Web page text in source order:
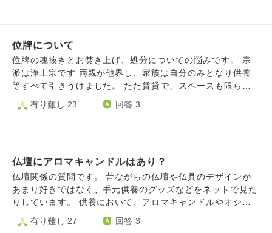
が、電車と車椅子を理由に、兄の家には持ち帰れないと言い
ました。 それは仕方ないと思ったのと、実家には誰もいな
いため、私のアパートに仮の祭壇とお骨を持ち帰ることにな
りました。 その後、永代供養のお寺に納骨しました。 私の
後、部屋は違いますが、同じ家に真言宗の父の仮の祭壇とお
と言われました。 私にはそのような知識はありませんでし
たが、確かにそんな気もしました。 状況から、うちが持ち
帰るしか仕方なかったと思っていますが、そうすべきではな
かったのでしょうか。 また、後で気づいたことですが、永
名の位？が違うと言われました。母の戒名は、父がお寺に頼
位牌について
位牌の魂抜きとお焚き上げ、処分についての悩みです。 宗
派は浄土宗です 両親が他界し、家族は自分のみとなり供養
等すべて引きうけました。 ただ賃貸で、スペースも限られ
ているため、ご本尊と、両親祖父母父方の親戚含む6柱の位
牌を手元に残し、仏壇は処分しました。 ただ、手狭なワン
しく、魂抜きの供養をした上でご本尊位牌の処分を考えてい
ます。 ただ、浄土宗にとって位牌という依代は先祖供養に
重要とのことで、小さな位牌に移し替えも考えましたが、金
銭的事情によりこちらもむずかしくどのような形が最善かを
た家族の供養にとっては良くないものでしょうか。 大変恐
有り難し 23 回答 3
仏壇にアロマキャンドルはあり？
仏壇関係の質問です。 昔ながらの仏壇や仏具のデザインが
あまり好きではなく、手元供養のグッズなどをネットで見た
りしています。 供養において、アロマキャンドルやオシャ
レなお香、プリザーブドフラワーやハーバリウムなどを飾る
ことは仏教の観点から見て問題はないでしょうか？それとも
有り難し 27 回答 3